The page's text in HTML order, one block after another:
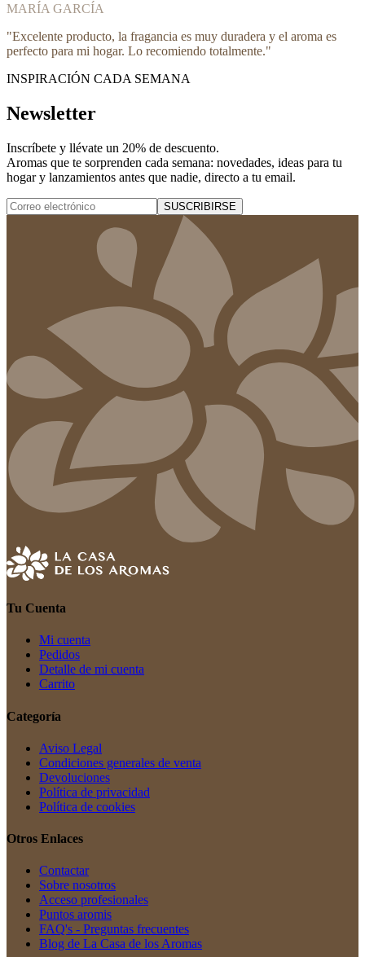
MARÍA GARCÍA
"Excelente producto, la fragancia es muy duradera y el aroma es
perfecto para mi hogar. Lo recomiendo totalmente."
INSPIRACIÓN CADA SEMANA
Newsletter
Inscríbete y llévate un 20% de descuento.
Aromas que te sorprenden cada semana: novedades, ideas para tu
hogar y lanzamientos antes que nadie, directo a tu email.
SUSCRIBIRSE
Tu Cuenta
Mi cuenta
Pedidos
Detalle de mi cuenta
Carrito
Categoría
Aviso Legal
Condiciones generales de venta
Devoluciones
Política de privacidad
Política de cookies
Otros Enlaces
Contactar
Sobre nosotros
Acceso profesionales
Puntos aromis
FAQ's - Preguntas frecuentes
Blog de La Casa de los Aromas